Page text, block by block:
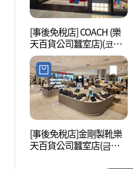
[事後免稅店] COACH (樂
天百貨公司蠶室店)(코치
롯데백화점 잠실점)
[事後免稅店]金剛製靴樂
天百貨公司蠶室店(금강